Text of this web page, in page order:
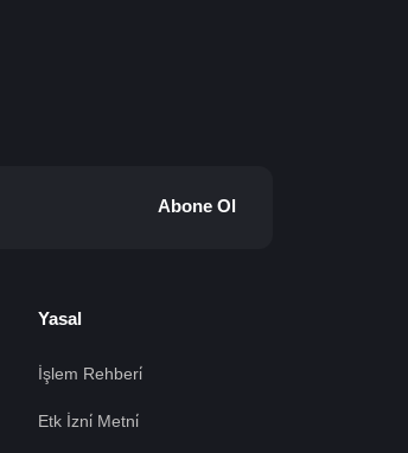
Abone Ol
Yasal
İşlem Rehberi̇
Etk İzni̇ Metni̇